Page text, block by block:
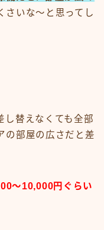
さいな〜と思ってし
し替えなくても全部
の部屋の広さだと差
〜10,000円ぐらい